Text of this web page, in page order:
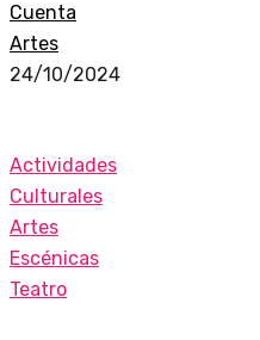
Cuenta
Artes
24/10/2024
Actividades
Culturales
Artes
Escénicas
Teatro